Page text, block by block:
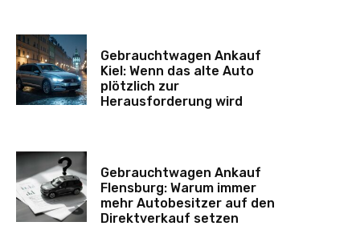
Gebrauchtwagen Ankauf
Kiel: Wenn das alte Auto
plötzlich zur
Herausforderung wird
Gebrauchtwagen Ankauf
Flensburg: Warum immer
mehr Autobesitzer auf den
Direktverkauf setzen